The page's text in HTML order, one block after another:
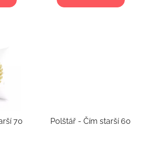
Polštář - Čím starší 70 Polštář - Čím starší 60